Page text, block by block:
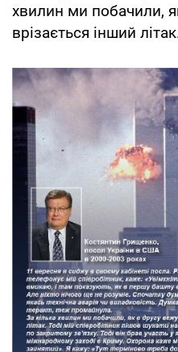
хвилин ми побачили,
врізається інший